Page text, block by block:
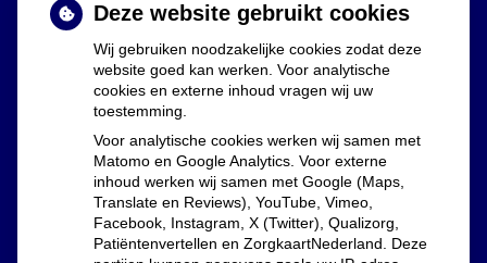
Diabetes
middelen
Vragen
stellen
Uw apothekers
Lia Dekker, Marijn Westphal en Floor Groenewald
Deze website gebruikt cookies
Wij gebruiken noodzakelijke cookies zodat deze
website goed kan werken. Voor analytische
cookies en externe inhoud vragen wij uw
toestemming.
Voor analytische cookies werken wij samen met
Matomo en Google Analytics. Voor externe
inhoud werken wij samen met Google (Maps,
Translate en Reviews), YouTube, Vimeo,
Facebook, Instagram, X (Twitter), Qualizorg,
Patiëntenvertellen en ZorgkaartNederland. Deze